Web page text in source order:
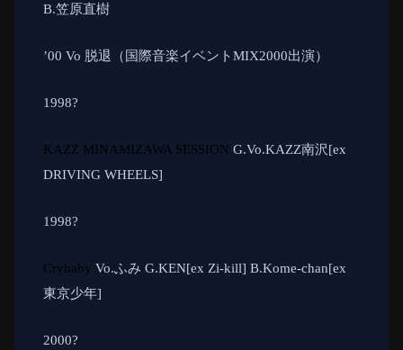
B.笠原直樹
’00 Vo 脱退（国際音楽イベントMIX2000出演）
1998?
KAZZ MINAMIZAWA SESSION G.Vo.KAZZ南沢[ex
DRIVING WHEELS]
1998?
Crybaby Vo.ふみ G.KEN[ex Zi-kill] B.Kome-chan[ex
東京少年]
2000?